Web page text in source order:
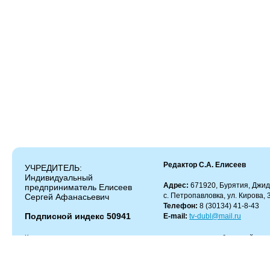
УЧРЕДИТЕЛЬ:
Индивидуальный
предприниматель Елисеев
Сергей Афанасьевич
Подписной индекс 50941
Редактор С.А. Елисеев
Адрес: 671920, Бурятия,
с. Петропавловка, ул. Кирова,
Телефон: 8 (30134) 41-8-43
E-mail: tv-dubl@mail.ru
Копирование и цитирование материалов разрешено только с работающей